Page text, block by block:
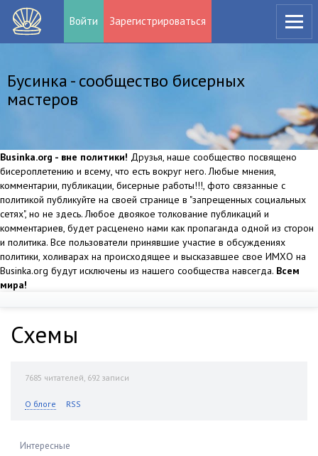
Войти Зарегистрироваться
Бусинка - сообщество бисерных
мастеров
Businka.org - вне политики! Друзья, наше сообщество посвящено
бисероплетению и всему, что есть вокруг него. Любые мнения,
комментарии, публикации, бисерные работы!!!, фото связанные с
политикой публикуйте на своей странице в "запрещенных социальных
сетях", но не здесь. Любое двоякое толкование публикаций и
комментариев, будет расценено нами как пропаганда одной из сторон
и политика. Все пользователи принявшие участие в обсуждениях
политики, холиварах на происходящее и высказавшее свое ИМХО на
Businka.org будут исключены из нашего сообщества навсегда. Всем
мира!
Схемы
7685 читателей, 692 записи
О блоге RSS
Интересные